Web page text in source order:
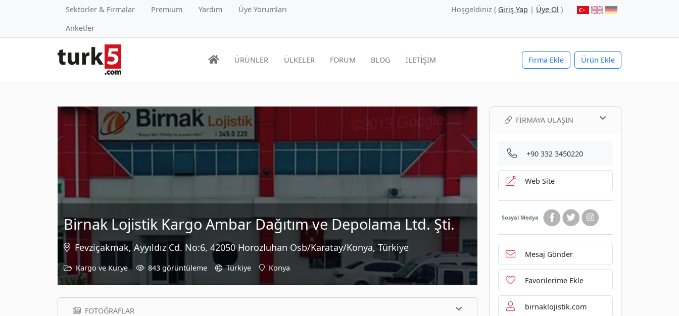
Sektörler & Firmalar Premium Yardım
Üye Yorumları
Anketler
Hoşgeldiniz ( Giriş Yap | Üye Ol )
Firma Ekle Ürün Ekle
ÜRÜNLER ÜLKELER FORUM BLOG İLETİŞİM
Birnak Lojistik Kargo Ambar Dağıtım ve Depolama Ltd. Şti.
Fevziçakmak, Ayyıldız Cd. No:6, 42050 Horozluhan Osb/Karatay/Konya, Türkiye
Kargo ve Kurye 843 görüntüleme Türkiye Konya
FOTOĞRAFLAR
FIRMAYA ULAŞIN
+90 332 3450220
Web Site
Sosyal Medya
Mesaj Gönder
Favorilerime Ekle
birnaklojistik.com